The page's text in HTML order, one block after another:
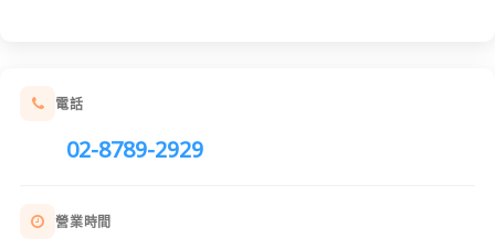
電話
02-8789-2929
營業時間